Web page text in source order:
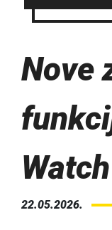
Nove
22.05.2026.